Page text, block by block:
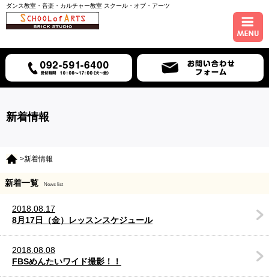
ダンス教室・音楽・カルチャー教室 スクール・オブ・アーツ
ホーム
コース紹介
新着情報
>新着情報
新着一覧 News list
2018.08.17
8月17日（金）レッスンスケジュール
2018.08.08
FBSめんたいワイド撮影！！